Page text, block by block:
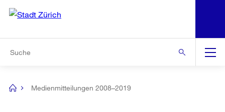
Navigation
[no
Medienmitteilungen 2008–2019